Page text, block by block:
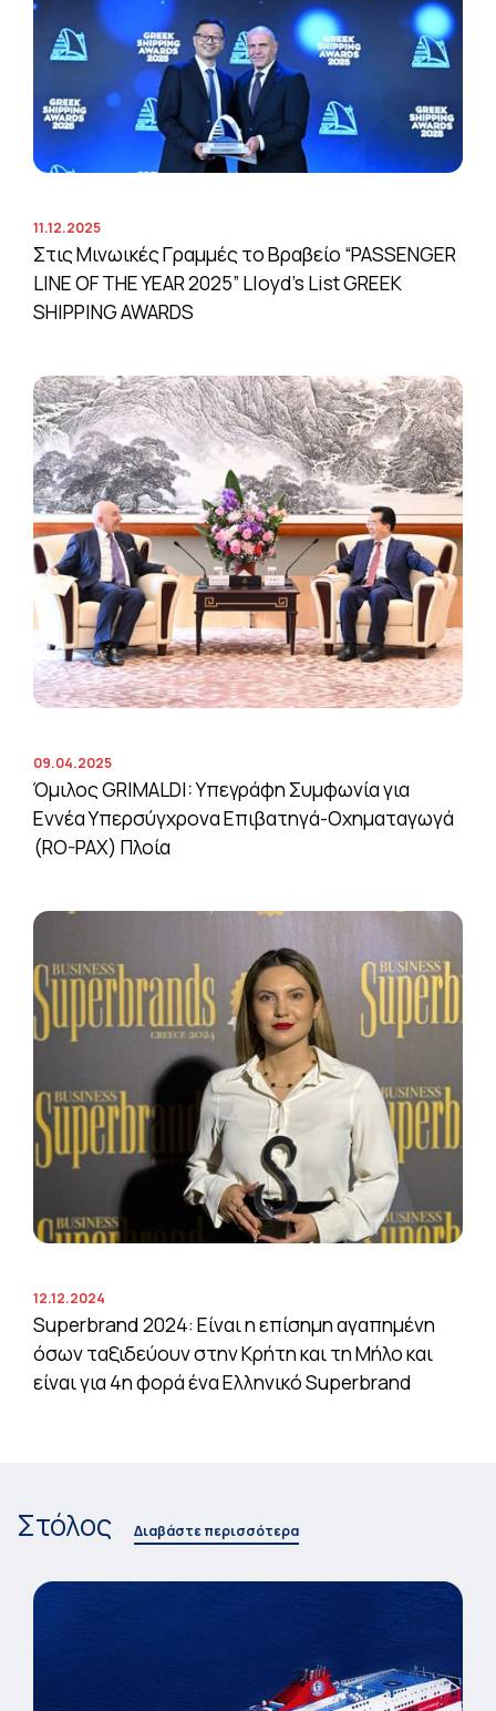
11.12.2025
Στις Μινωικές Γραμμές το Βραβείο “PASSENGER
LINE OF THE YEAR 2025” Lloyd’s List GREEK
SHIPPING AWARDS
09.04.2025
Όμιλος GRIMALDI: Υπεγράφη Συμφωνία για
Εννέα Υπερσύγχρονα Επιβατηγά-Οχηματαγωγά
(RO-PAX) Πλοία
12.12.2024
Superbrand 2024: Είναι η επίσημη αγαπημένη
όσων ταξιδεύουν στην Κρήτη και τη Μήλο και
είναι για 4η φορά ένα Ελληνικό Superbrand
Στόλος Διαβάστε περισσότερα